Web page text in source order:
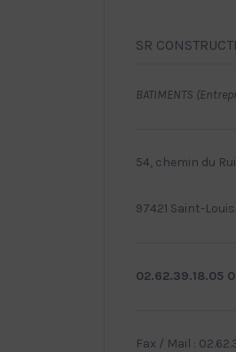
SR
BATIMENTS
54, chemin du
97421 Saint-Louis
02.62.39.18.05
Fax / Mail :